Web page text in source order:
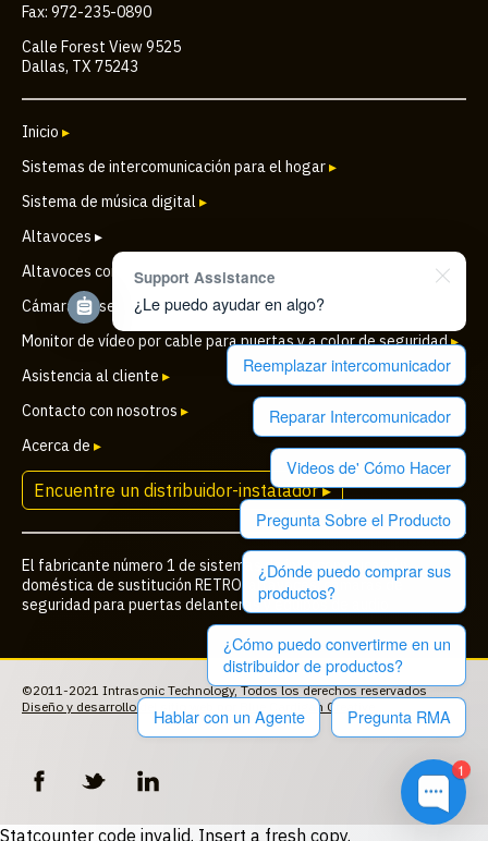
Fax: 972-235-0890
Calle Forest View 9525
Dallas, TX 75243
Inicio ▸
Sistemas de intercomunicación para el hogar▸
Sistema de música digital ▸
Altavoces ▸
Altavoces comerciales▸
Cámara de seguridad IP inalámbrica para puertas
Monitor de vídeo por cable para puertas y a color de seguridad▸
Asistencia al cliente ▸
Contacto con nosotros ▸
Acerca de ▸
Encuentre un distribuidor-instalador ▸
El fabricante número 1 de sistemas de intercomunicación
doméstica de sustitución RETRO, altavoces, cámaras de
seguridad para puertas delanteras y equipos de audio
©2011-2021 Intrasonic Technology, Todos los derechos reservados
Diseño y desarrollo del sitio web
Blue Cardigan Creative
Statcounter code invalid. Insert a fresh copy.
1
Support Assistance
¿Le puedo ayudar en algo?
Reemplazar intercomunicador
Reparar Intercomunicador
Videos de' Cómo Hacer
Pregunta Sobre el Producto
¿Dónde puedo comprar sus
productos?
¿Cómo puedo convertirme en un
distribuidor de productos?
Hablar con un Agente Pregunta RMA